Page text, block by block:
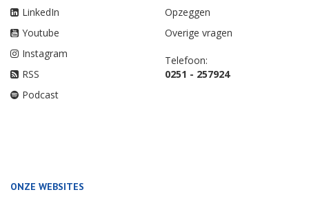
LinkedIn
Youtube
Instagram
RSS
Podcast
Opzeggen
Overige vragen
Telefoon:
0251 - 257924
ONZE WEBSITES